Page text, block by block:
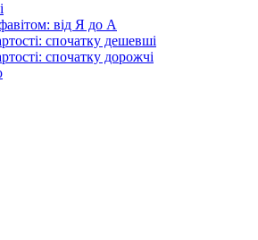
від Я до А
спочатку дешевші
спочатку дорожчі